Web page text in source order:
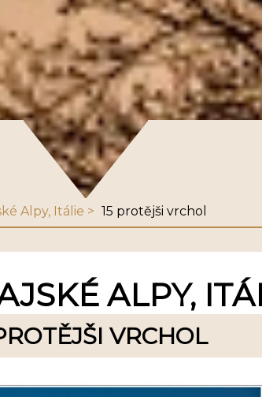
Alpy, Itálie 15 protějši vrchol
ALPY,
VRCHOL